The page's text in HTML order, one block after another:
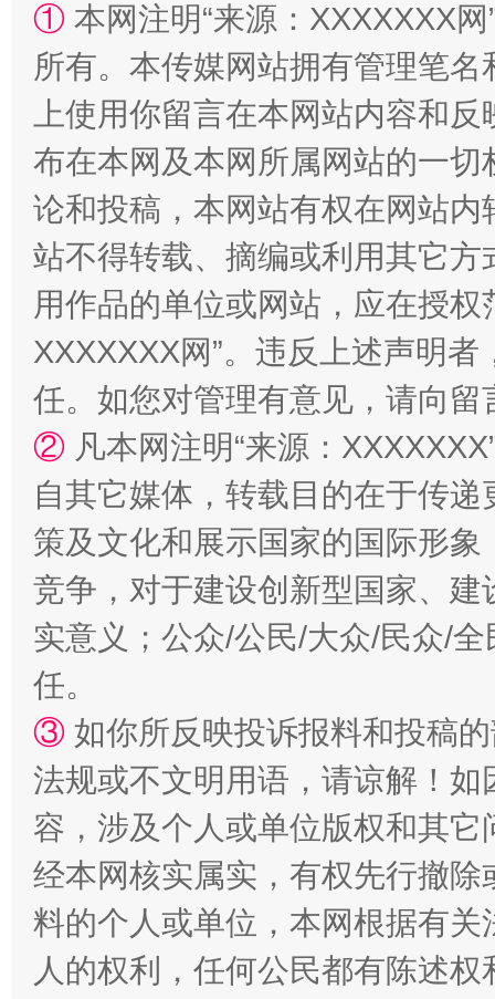
“蜀中异人”王建安的艺术幻境
① 本网注明“来源：XXXXXXX
所有。本传媒网站拥有管理笔
上使用你留言在本网站内容和
布在本网及本网所属网站的一
论和投稿，本网站有权在网站
站不得转载、摘编或利用其它
用作品的单位或网站，应在授
XXXXXXX网”。违反上述声明
任。如您对管理有意见，请向
② 凡本网注明“来源：
自其它媒体，转载目的在于传
策及文化和展示国家的国际形
竞争，对于建设创新型国家、
实意义；公众/公民/大众/民众/
任。
③ 如你所反映投诉报料和投稿
法规或不文明用语，请谅解！
容，涉及个人或单位版权和其它
经本网核实属实，有权先行撤
料的个人或单位，本网根据有
人的权利，任何公民都有陈述